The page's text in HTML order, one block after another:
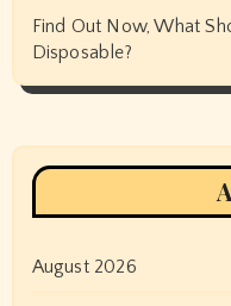
Find Out Now, What
Disposable?
August 2026